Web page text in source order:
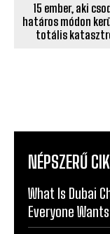
15 ember, aki
határos módon
totális
NÉPSZERŰ
What Is Dubai
Everyone